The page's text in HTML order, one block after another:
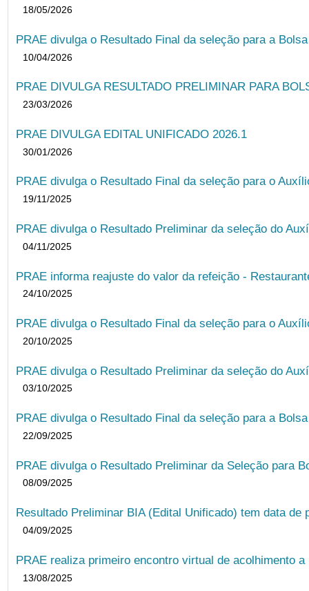
18/05/2026
PRAE divulga o Resultado Final da seleção para a
10/04/2026
PRAE DIVULGA RESULTADO PRELIMINAR PARA
23/03/2026
PRAE DIVULGA EDITAL UNIFICADO 2026.1
30/01/2026
PRAE divulga o Resultado Final da seleção para o
19/11/2025
PRAE divulga o Resultado Preliminar da seleção do
04/11/2025
PRAE informa reajuste do valor da refeição -
24/10/2025
PRAE divulga o Resultado Final da seleção para o
20/10/2025
PRAE divulga o Resultado Preliminar da seleção do
03/10/2025
PRAE divulga o Resultado Final da seleção para a
22/09/2025
PRAE divulga o Resultado Preliminar da Seleção para
08/09/2025
Resultado Preliminar BIA (Edital Unificado) tem data de
04/09/2025
PRAE realiza primeiro encontro virtual de acolhimento
13/08/2025